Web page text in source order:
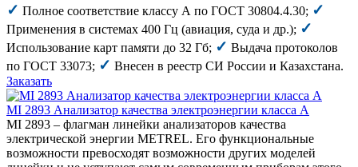
✓ Полное соответствие классу А по ГОСТ 30804.4.30; ✓
Применения в системах 400 Гц (авиация, суда и др.); ✓
Использование карт памяти до 32 Гб; ✓ Выдача протоколов
по ГОСТ 33073; ✓ Внесен в реестр СИ России и Казахстана.
Заказать
MI 2893 Анализатор качества электроэнергии класса А
MI 2893 – флагман линейки анализаторов качества
электрической энергии METREL. Его функциональные
возможности превосходят возможности других моделей